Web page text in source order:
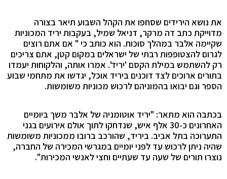
את נושא הירידים שסחפו את הקהל השבוע תיאר בצורה
מדוייקת כתב דה מרקר, דניאל שמיל, בעקבות יריד המכוניות
שקיימה אלבר במהלך סוכות. הוא כותב כי " אם אתם רוצים
לגרום להצטופפות רבתי של ישראלים במקום קטן, אתם צריכים
רק להשתמש במילת הקסם 'יריד'. אמרו אותה, והלקוחות יעמדו
בתורים ארוכים לצד דוכנים ביריד אוכל, יגדשו את מתחמי שבוע
הספר וגם יבואו בהמוניהם לרכוש מכוניות משומשות.
בכתבה הוא מתאר: "יריד אוטומניה של אלבר משך ביומיים
האחרונים כ-30 אלף איש, שנדחקו לתוך אולם אירועים בגני
התערוכה בתל אביב. ביריד, שהורכב ברובו ממכוניות משומשות
שהיה ניתן לרכוש עד לפני יומיים במגרשי המכירה של החברה,
נוצרו תורים של שעה עד שעתיים וחצי לאנשי המכירות"
.